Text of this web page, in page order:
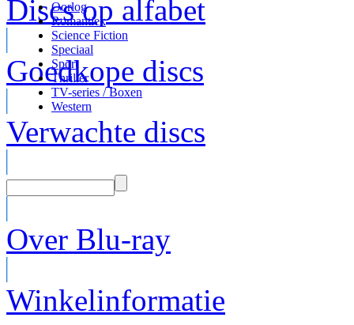
Discs op alfabet
Goedkope discs
Verwachte discs
Over Blu-ray
Winkelinformatie
Oorlog
Romantiek
Science Fiction
Speciaal
Sport
Thriller
TV-series / Boxen
Western